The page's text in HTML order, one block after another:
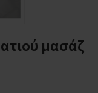
μασάζ